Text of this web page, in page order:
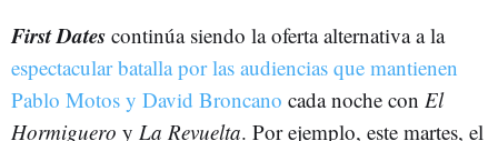
First Dates continúa siendo la oferta alternativa a la
espectacular batalla por las audiencias que mantienen
Pablo Motos y David Broncano cada noche con El
Hormiguero y La Revuelta. Por ejemplo, este martes, el